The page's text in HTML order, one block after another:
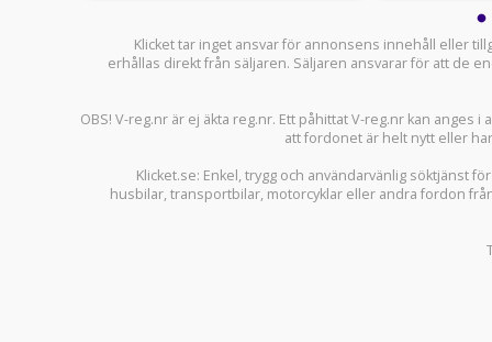
Klicket tar inget ansvar för annonsens innehåll eller
erhållas direkt från säljaren. Säljaren ansvarar för att de
OBS! V-reg.nr är ej äkta reg.nr. Ett påhittat V-reg.nr kan
att fordonet är helt nytt eller
Klicket.se: Enkel, trygg och användarvänlig söktjänst
husbilar,transportbilar, motorcyklar eller andra fordon